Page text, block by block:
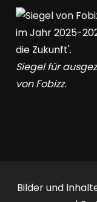
Siegel für
von Fobizz.
Bilder und